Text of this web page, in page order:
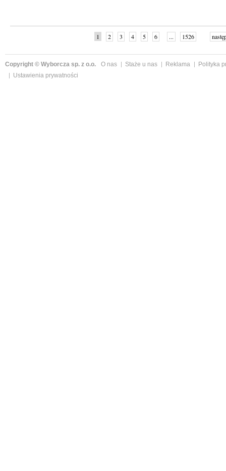
1 2 3 4 5 6 ... 1526
Copyright © Wyborcza sp. z o.o. O nas Staże u nas Reklama
Polityka
Ustawienia prywatności